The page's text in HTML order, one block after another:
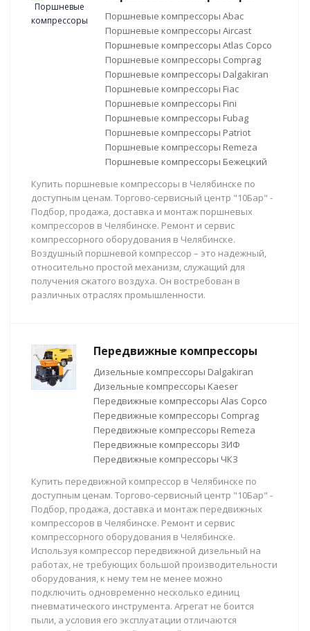
Поршневые компрессоры Abac
Поршневые компрессоры Aircast
Поршневые компрессоры Atlas Copco
Поршневые компрессоры Comprag
Поршневые компрессоры Dalgakiran
Поршневые компрессоры Fiac
Поршневые компрессоры Fini
Поршневые компрессоры Fubag
Поршневые компрессоры Patriot
Поршневые компрессоры Remeza
Поршневые компрессоры Бежецкий
Купить поршневые компрессоры в Челябинске по
доступным ценам. Торгово-сервисный центр "10Бар" -
Подбор, продажа, доставка и монтаж поршневых
компрессоров в Челябинске. Ремонт и сервис
компрессорного оборудования в Челябинске.
Воздушный поршневой компрессор – это надежный,
относительно простой механизм, служащий для
получения сжатого воздуха. Он востребован в
различных отраслях промышленности.
Передвижные компрессоры
Дизельные компрессоры Dalgakiran
Дизельные компрессоры Kaeser
Передвижные компрессоры Alas Copco
Передвижные компрессоры Comprag
Передвижные компрессоры Remeza
Передвижные компрессоры ЗИФ
Передвижные компрессоры ЧКЗ
Купить передвижной компрессор в Челябинске по
доступным ценам. Торгово-сервисный центр "10Бар" -
Подбор, продажа, доставка и монтаж передвижных
компрессоров в Челябинске. Ремонт и сервис
компрессорного оборудования в Челябинске.
Используя компрессор передвижной дизельный на
работах, не требующих большой производительности
оборудования, к нему тем не менее можно
подключить одновременно несколько единиц
пневматического инструмента. Агрегат не боится
пыли, а условия его эксплуатации отличаются